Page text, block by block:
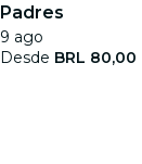
Padres
9 ago
Desde BRL 80,00